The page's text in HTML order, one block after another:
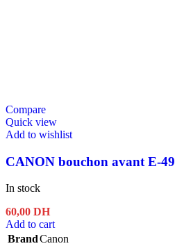
Compare
Quick view
Add to wishlist
CANON bouchon avant E-49
In stock
60,00 DH
Add to cart
BrandCanon